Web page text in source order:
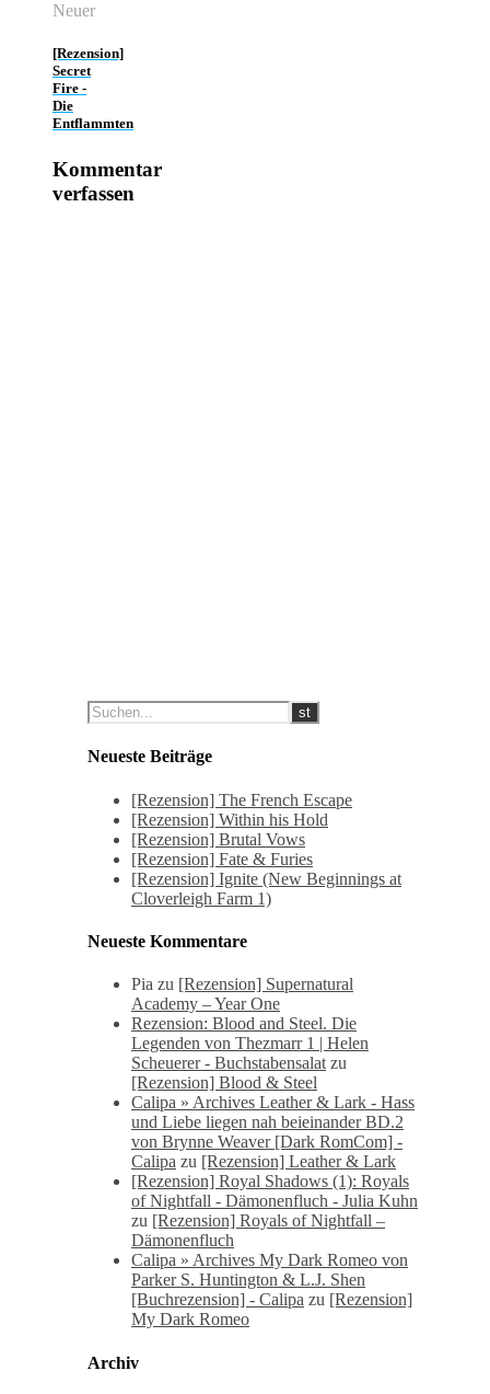
Neuer
[Rezension]
Secret
Fire -
Die
Entflammten
Kommentar
verfassen
Neueste Beiträge
[Rezension] The French Escape
[Rezension] Within his Hold
[Rezension] Brutal Vows
[Rezension] Fate & Furies
[Rezension] Ignite (New Beginnings at
Cloverleigh Farm 1)
Neueste Kommentare
Pia zu [Rezension] Supernatural
Academy – Year One
Rezension: Blood and Steel. Die
Legenden von Thezmarr 1 | Helen
Scheuerer - Buchstabensalat zu
[Rezension] Blood & Steel
Calipa » Archives Leather & Lark - Hass
und Liebe liegen nah beieinander BD.2
von Brynne Weaver [Dark RomCom] -
Calipa zu [Rezension] Leather & Lark
[Rezension] Royal Shadows (1): Royals
of Nightfall - Dämonenfluch - Julia Kuhn
zu [Rezension] Royals of Nightfall –
Dämonenfluch
Calipa » Archives My Dark Romeo von
Parker S. Huntington & L.J. Shen
[Buchrezension] - Calipa zu [Rezension]
My Dark Romeo
Archiv